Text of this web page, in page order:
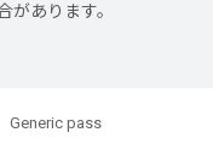
があります。
Generic pass